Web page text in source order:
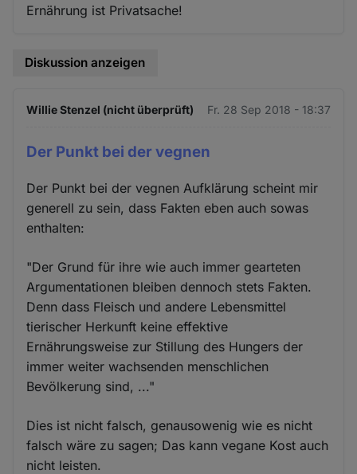
Ernährung ist Privatsache!
Diskussion anzeigen
Willie Stenzel (nicht überprüft) Fr. 28 Sep 2018 - 18:37
Der Punkt bei der vegnen
Der Punkt bei der vegnen Aufklärung scheint mir
generell zu sein, dass Fakten eben auch sowas
enthalten:
"Der Grund für ihre wie auch immer gearteten
Argumentationen bleiben dennoch stets Fakten.
Denn dass Fleisch und andere Lebensmittel
tierischer Herkunft keine effektive
Ernährungsweise zur Stillung des Hungers der
immer weiter wachsenden menschlichen
Bevölkerung sind, ..."
Dies ist nicht falsch, genausowenig wie es nicht
falsch wäre zu sagen; Das kann vegane Kost auch
nicht leisten.